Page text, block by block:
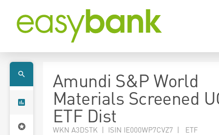
Amundi S&P World
Materials Screened
ETF Dist
WKN A3DSTK | ISIN IE000WP7CVZ7 | ETF